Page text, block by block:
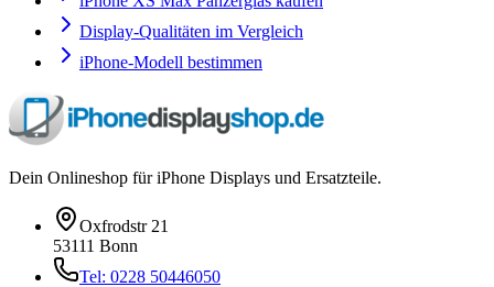
Display-Qualitäten im Vergleich
iPhone-Modell bestimmen
Dein Onlineshop für iPhone Displays und Ersatzteile.
Oxfrodstr 21
53111 Bonn
Tel: 0228 50446050